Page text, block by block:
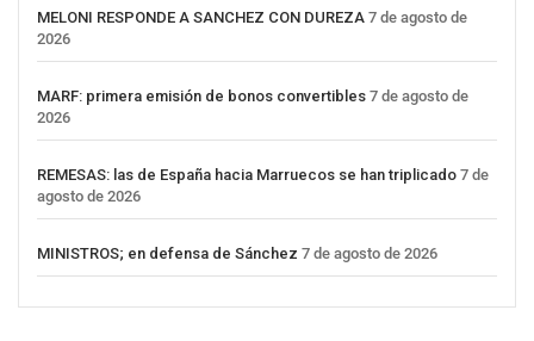
MELONI RESPONDE A SANCHEZ CON DUREZA 7 de agosto de
2026
MARF: primera emisión de bonos convertibles 7 de agosto de
2026
REMESAS: las de España hacia Marruecos se han triplicado 7 de
agosto de 2026
MINISTROS; en defensa de Sánchez 7 de agosto de 2026